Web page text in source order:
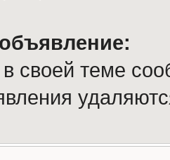
своей теме